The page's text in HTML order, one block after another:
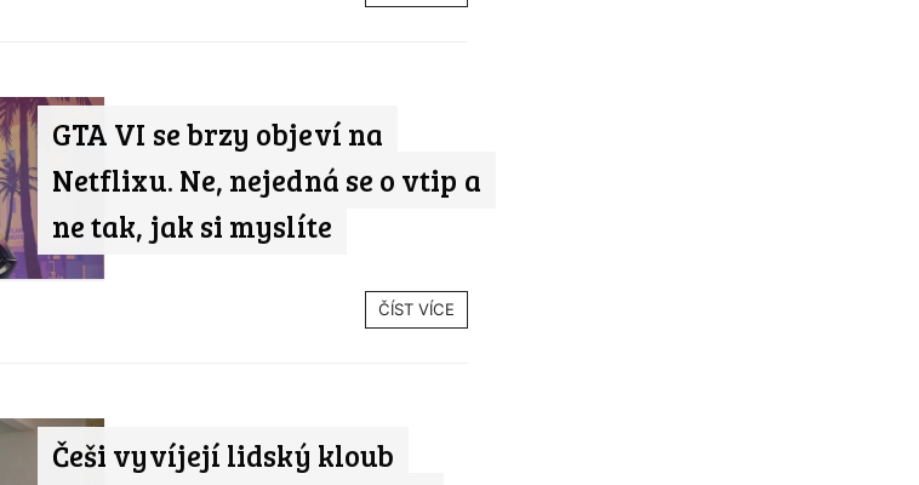
GTA VI se brzy objeví na
Netflixu. Ne, nejedná se o vtip a
ne tak, jak si myslíte
ČÍST VÍCE
Češi vyvíjejí lidský kloub